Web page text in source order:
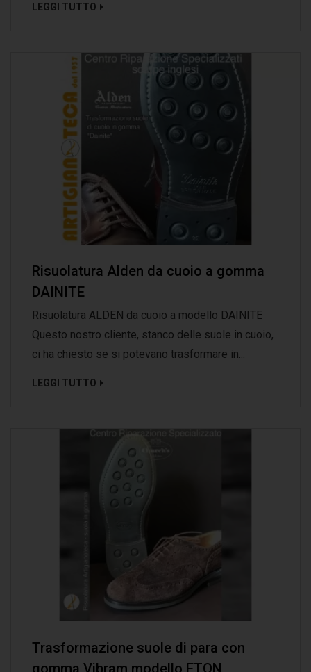
LEGGI TUTTO
Risuolatura Alden da cuoio a gomma
DAINITE
Risuolatura ALDEN da cuoio a modello DAINITE
Questo nostro cliente, stanco delle suole in cuoio,
ci ha chiesto se si potevano trasformare in...
LEGGI TUTTO
Trasformazione suole di para con
gomma Vibram modello ETON